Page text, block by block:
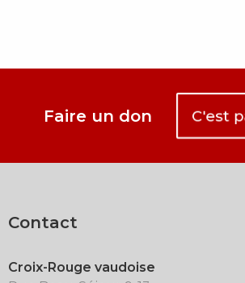
Faire un don C'est
Contact
Croix-Rouge vaudoise